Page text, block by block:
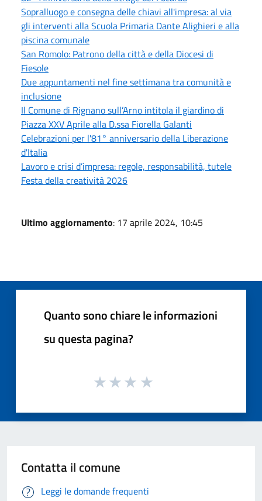
Sopralluogo e consegna delle chiavi all'impresa: al via
gli interventi alla Scuola Primaria Dante Alighieri e alla
piscina comunale
San Romolo: Patrono della città e della Diocesi di
Fiesole
Due appuntamenti nel fine settimana tra comunità e
inclusione
Il Comune di Rignano sull’Arno intitola il giardino di
Piazza XXV Aprile alla D.ssa Fiorella Galanti
Celebrazioni per l'81° anniversario della Liberazione
d'Italia
Lavoro e crisi d’impresa: regole, responsabilità, tutele
Festa della creatività 2026
Ultimo aggiornamento: 17 aprile 2024, 10:45
Quanto sono chiare le informazioni
su questa pagina?
Contatta il comune
Leggi le domande frequenti